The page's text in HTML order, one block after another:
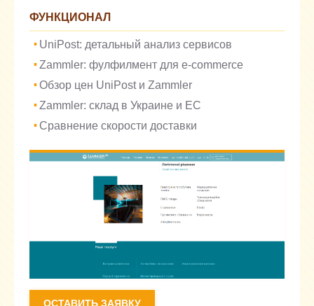
ФУНКЦИОНАЛ
UniPost: детальный анализ сервисов
Zammler: фулфилмент для e-commerce
Обзор цен UniPost и Zammler
Zammler: склад в Украине и ЕС
Сравнение скорости доставки
ОСТАВИТЬ ЗАЯВКУ